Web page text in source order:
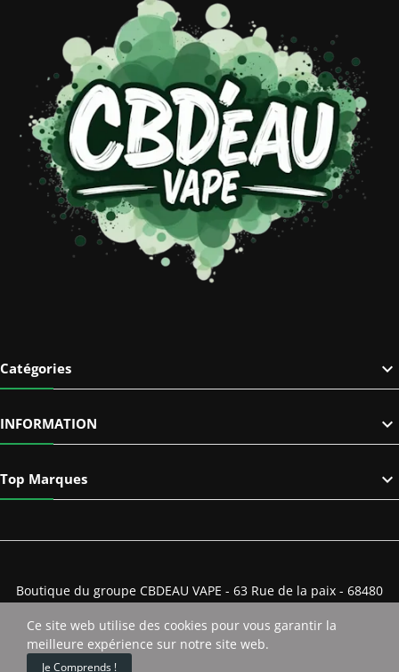
Catégories 
INFORMATION 
Top Marques 
Boutique du groupe CBDEAU VAPE - 63 Rue de la paix - 68480
Copyright 2025 ©CBDeau VAPE. All Rights Reserved
Ce site web utilise des cookies pour vous garantir la
meilleure expérience sur notre site web.
Je Comprends !